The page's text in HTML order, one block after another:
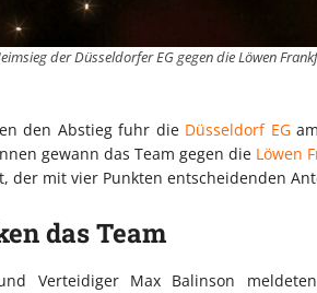
der Düsseldorfer EG gegen die Löwen
den Abstieg fuhr die Düsseldorf EG
gewann das Team gegen die Löwen
der mit vier Punkten entscheidenden
das Team
Verteidiger Max Balinson